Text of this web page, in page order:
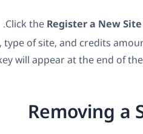
Click the Register a New Site
of site, and credits
will appear at the end of
Removing a